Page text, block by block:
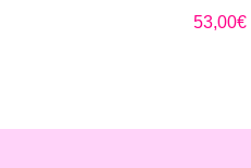
53,00€